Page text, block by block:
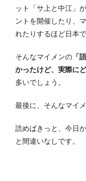
ット「サ上と中江」
ントを開催したり、
れたりするほど日本
そんなマイメンの 「
かったけど、実際に
多いでしょう。
最後に、そんなマイ
読めばきっと、今日
と間違いなしです。